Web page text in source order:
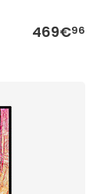
469€96